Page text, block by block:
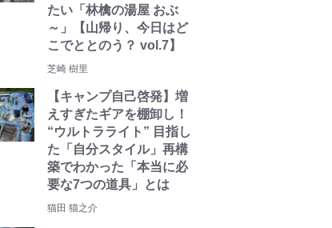
たい「林檎の湯屋 おぶ
～」【山帰り、今日はど
こでととのう？ vol.7】
芝崎 樹里
【キャンプ自己啓発】増
えすぎたギアを棚卸し！
“ウルトラライト” 目指し
た「自分スタイル」再構
築でわかった「本当に必
要な7つの道具」とは
猫田 猫之介